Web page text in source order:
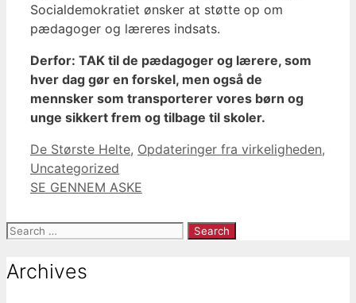
Socialdemokratiet ønsker at støtte op om
pædagoger og læreres indsats.
Derfor: TAK til de pædagoger og lærere, som
hver dag gør en forskel, men også de
mennsker som transporterer vores børn og
unge sikkert frem og tilbage til skoler.
Categories
De Største Helte, Opdateringer fra virkeligheden,
Uncategorized
SE GENNEM ASKE
Search
Archives